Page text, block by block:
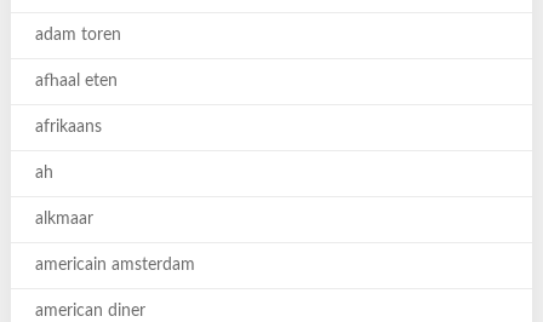
adam toren
afhaal eten
afrikaans
ah
alkmaar
americain amsterdam
american diner